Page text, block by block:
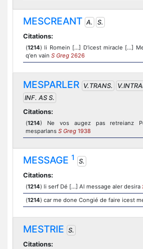
MESCREANT A.
S.
Citations:
(1214) li Romein [...] D'icest miracle [...]
q'en vain S Greg 2626
MESPARLER V.TRANS.
INF. AS S.
Citations:
(1214) Ne vos augez pas retreianz
mesparlans S Greg 1938
MESSAGE 1
S.
Citations:
(1214) li serf Dé [...] Al message aler desira
(1214) car me done Congié de faire icest
MESTRIE S.
Citations: